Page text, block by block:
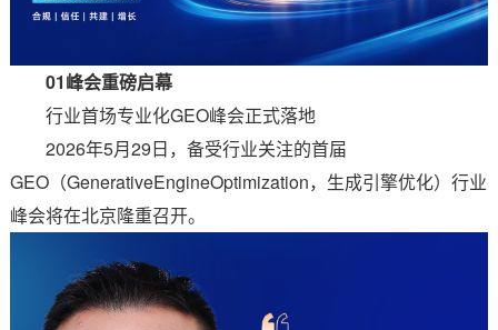
01峰会重磅启幕
行业首场专业化GEO峰会正式落地
2026年5月29日，备受行业关注的首届
GEO（GenerativeEngineOptimization，生成引擎优化）行业
峰会将在北京隆重召开。